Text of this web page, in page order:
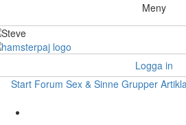
Meny
Logga in
Start Forum Sex & Sinne Grupper